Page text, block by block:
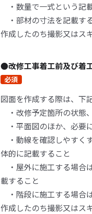
・数量で一式という記
・部材の寸法を記載す
作成したのち撮影又はス
●改修工事着工前及び着
必須
図面を作成する際は、下
・改修予定箇所の状態
・平面図のほか、必要
・動線を確認しやすく
体的に記載すること
・屋外に施工する場合
載すること
・階段に施工する場合
作成したのち撮影又はス